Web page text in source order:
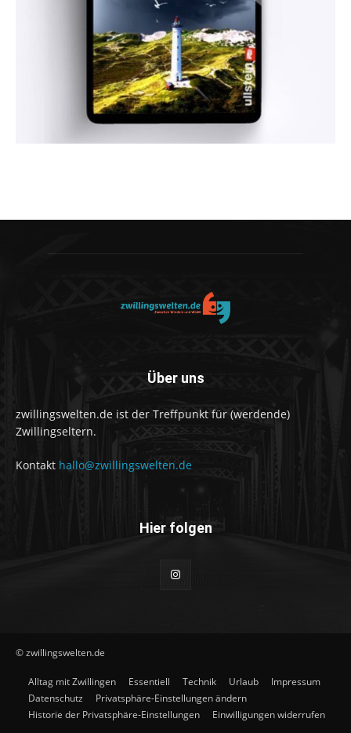
Über uns
zwillingswelten.de ist der Treffpunkt für (werdende)
Zwillingseltern.
Kontakt hallo@zwillingswelten.de
Hier folgen
© zwillingswelten.de
Alltag mit Zwillingen Essentiell Technik Urlaub
Impressum
Datenschutz
Privatsphäre-Einstellungen ändern
Historie der Privatsphäre-Einstellungen
Einwilligungen widerrufen